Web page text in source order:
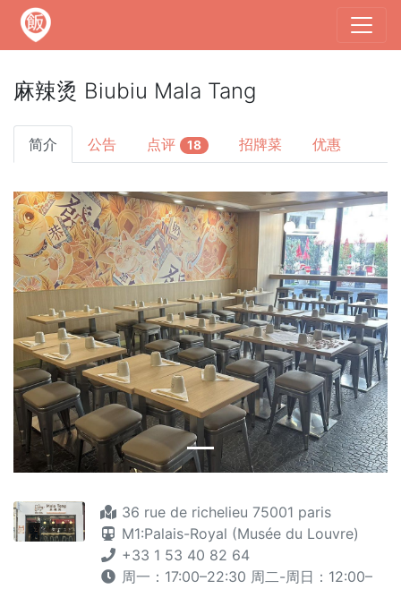
麻辣烫 Biubiu Mala Tang
简介 公告 点评 18 招牌菜 优惠
36 rue de richelieu 75001 paris
M1:Palais-Royal (Musée du Louvre)
+33 1 53 40 82 64
周一：17:00–22:30 周二-周日：12:00–